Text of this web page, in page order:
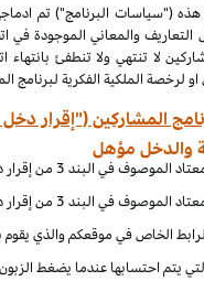
("سياسات البرنامج") تم
او لرخصة الملكية الفكرية
المشاركين ("إقرار
والدخل مؤهل
والتي (بالإشارة الى الاقصاءات المذكورة في إقرار دخل العمولة هذا) تحصل عند:
والتي (بالإشارة الى الاقصاءات المذكورة في إقرار دخل العمولة هذا) تحصل عند:
الخاص في موقعكم والذي يقوم
يتم احتسابها عندما يضغط